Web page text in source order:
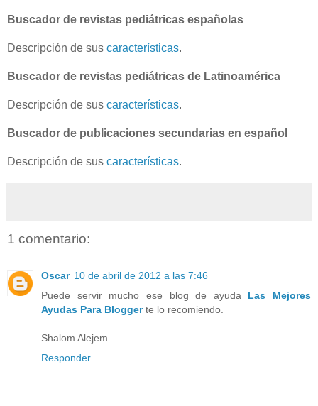
Buscador de revistas pediátricas españolas
Descripción de sus características.
Buscador de revistas pediátricas de Latinoamérica
Descripción de sus características.
Buscador de publicaciones secundarias en español
Descripción de sus características.
1 comentario:
Oscar 10 de abril de 2012 a las 7:46
Puede servir mucho ese blog de ayuda Las Mejores
Ayudas Para Bloggerte lo recomiendo.
Shalom Alejem
Responder